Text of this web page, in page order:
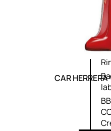
CAR HERRERA